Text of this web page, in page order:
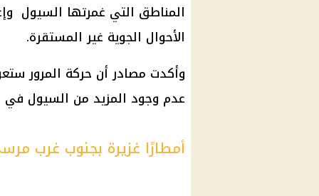
المناطق التي غمرتها السيول
الأحوال الجوية غير المستقرة.
وأكدت مصادر أن حركة المرور
عدم وجود المزيد من السيول في
أمطارًا غزيرة بجنوب غرب